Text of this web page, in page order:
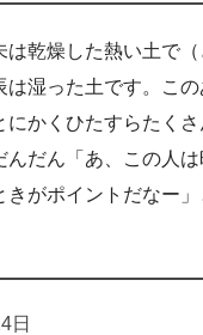
は乾燥した熱い土で
は湿った土です。こ
にかくひたすらたく
んだん「あ、この人
がポイントだなー」
日